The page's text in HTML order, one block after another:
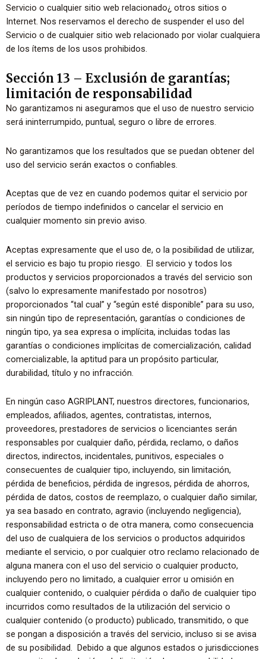
Servicio o cualquier sitio web relacionado¿ otros sitios o
Internet. Nos reservamos el derecho de suspender el uso del
Servicio o de cualquier sitio web relacionado por violar cualquiera
de los ítems de los usos prohibidos.
Sección 13 – Exclusión de garantías;
limitación de responsabilidad
No garantizamos ni aseguramos que el uso de nuestro servicio
será ininterrumpido, puntual, seguro o libre de errores.
No garantizamos que los resultados que se puedan obtener del
uso del servicio serán exactos o confiables.
Aceptas que de vez en cuando podemos quitar el servicio por
períodos de tiempo indefinidos o cancelar el servicio en
cualquier momento sin previo aviso.
Aceptas expresamente que el uso de, o la posibilidad de utilizar,
el servicio es bajo tu propio riesgo. El servicio y todos los
productos y servicios proporcionados a través del servicio son
(salvo lo expresamente manifestado por nosotros)
proporcionados “tal cual” y “según esté disponible” para su uso,
sin ningún tipo de representación, garantías o condiciones de
ningún tipo, ya sea expresa o implícita, incluidas todas las
garantías o condiciones implícitas de comercialización, calidad
comercializable, la aptitud para un propósito particular,
durabilidad, título y no infracción.
En ningún caso AGRIPLANT, nuestros directores, funcionarios,
empleados, afiliados, agentes, contratistas, internos,
proveedores, prestadores de servicios o licenciantes serán
responsables por cualquier daño, pérdida, reclamo, o daños
directos, indirectos, incidentales, punitivos, especiales o
consecuentes de cualquier tipo, incluyendo, sin limitación,
pérdida de beneficios, pérdida de ingresos, pérdida de ahorros,
pérdida de datos, costos de reemplazo, o cualquier daño similar,
ya sea basado en contrato, agravio (incluyendo negligencia),
responsabilidad estricta o de otra manera, como consecuencia
del uso de cualquiera de los servicios o productos adquiridos
mediante el servicio, o por cualquier otro reclamo relacionado de
alguna manera con el uso del servicio o cualquier producto,
incluyendo pero no limitado, a cualquier error u omisión en
cualquier contenido, o cualquier pérdida o daño de cualquier tipo
incurridos como resultados de la utilización del servicio o
cualquier contenido (o producto) publicado, transmitido, o que
se pongan a disposición a través del servicio, incluso si se avisa
de su posibilidad. Debido a que algunos estados o jurisdicciones